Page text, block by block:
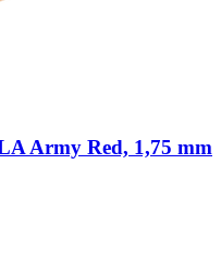
Army Red, 1,75 mm